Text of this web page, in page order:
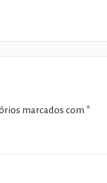
marcados com *